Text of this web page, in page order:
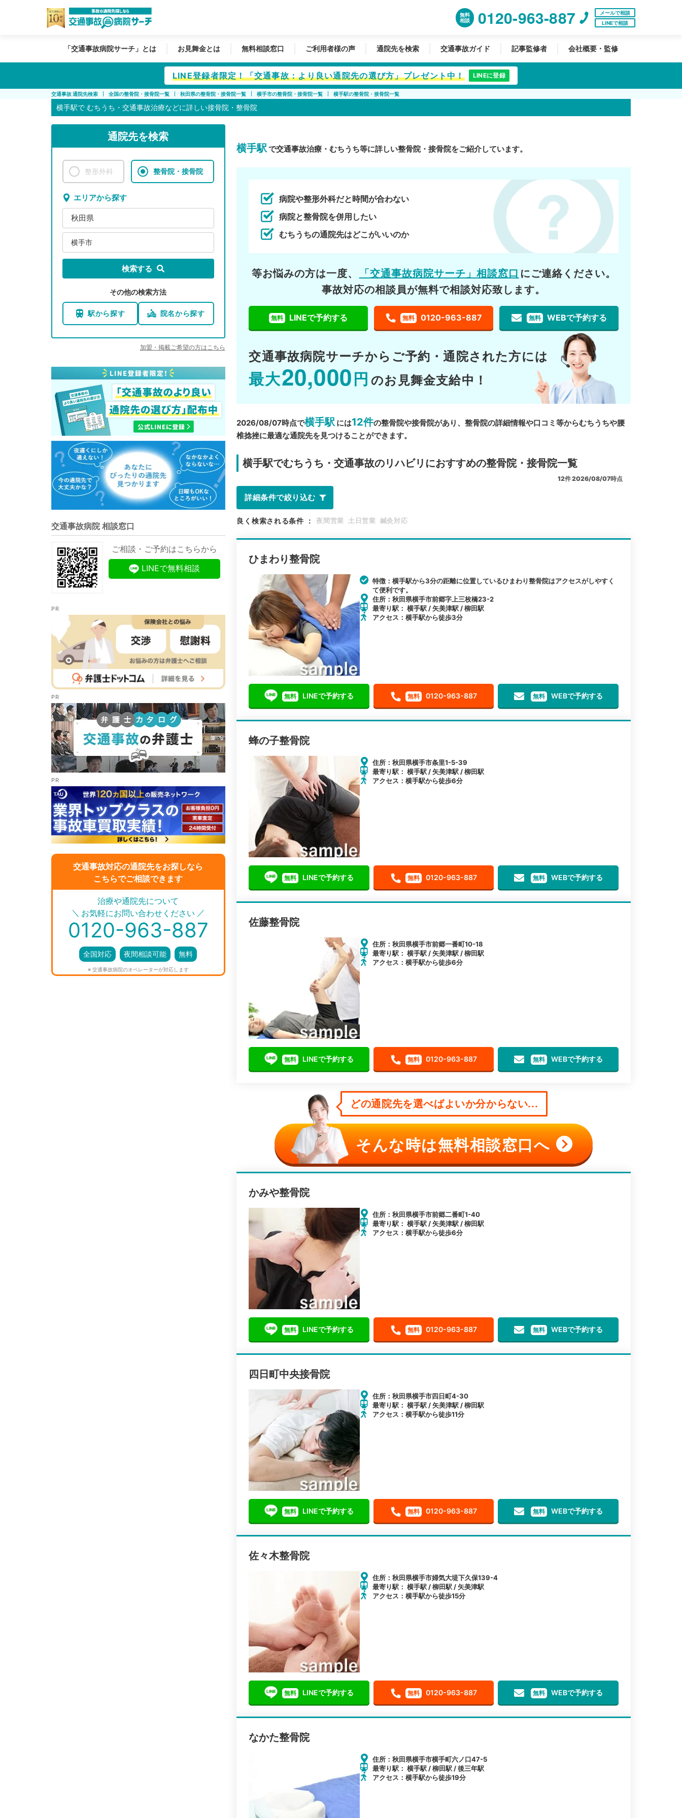
無料
相談
0120-963-887
メールで相談
LINEで相談
「交通事故病院サーチ」とは お見舞金とは 無料相談窓口 ご利用者様の声 通院先を検索 交通事故ガイド 記事監修者 会社概要・監修
LINE登録者限定！「交通事故：より良い通院先の選び方」プレゼント中！ LINEに登録
交通事故 通院先検索 全国の整骨院・接骨院一覧 秋田県の整骨院・接骨院一覧 横手市の整骨院・接骨院一覧 横手駅の整骨院・接骨院一覧
横手駅で むちうち・交通事故治療などに詳しい接骨院・整骨院
通院先を検索
整形外科 整骨院・接骨院
エリアから探す
秋田県
横手市
検索する
その他の検索方法
駅から探す 院名から探す
加盟・掲載ご希望の方はこちら
交通事故病院 相談窓口
ご相談・ご予約はこちらから
LINEで無料相談
交通事故対応の通院先をお探しなら
こちらでご相談できます
＼ ／
治療や通院先について
お気軽にお問い合わせください
0120-963-887
全国対応 夜間相談可能 無料
※ 交通事故病院のオペレーターが対応します
横手駅で交通事故治療・むちうち等に詳しい整骨院・接骨院をご紹介しています。
病院や整形外科だと時間が合わない
病院と整骨院を併用したい
むちうちの通院先はどこがいいのか
等お悩みの方は一度、 「交通事故病院サーチ」相談窓口 にご連絡ください。
事故対応の相談員が無料で相談対応致します。
無料 LINEで予約する 無料 0120-963-887 無料 WEBで予約する
交通事故病院サーチから ご予約・通院された方には
最大20,000 円 のお見舞金支給中！
2026/08/07時点で横手駅 には12件の整骨院や接骨院があり、整骨院の詳細情報や口コミ等からむちうちや腰
椎捻挫に最適な通院先を見つけることができます。
横手駅でむちうち・交通事故のリハビリにおすすめの整骨院・接骨院一覧
12件2026/08/07時点
詳細条件で絞り込む
良く検索される条件 ： 夜間営業 土日営業 鍼灸対応
ひまわり整骨院
特徴：横手駅から3分の距離に位置しているひまわり整骨院はアクセスがしやすく
て便利です。
住所：秋田県横手市前郷字上三枚橋23-2
最寄り駅： 横手駅 / 矢美津駅 / 柳田駅
アクセス：横手駅から徒歩3分
無料 LINEで予約する 無料 0120-963-887 無料 WEBで予約する
蜂の子整骨院
住所：秋田県横手市条里1-5-39
最寄り駅： 横手駅 / 矢美津駅 / 柳田駅
アクセス：横手駅から徒歩6分
無料 LINEで予約する 無料 0120-963-887 無料 WEBで予約する
佐藤整骨院
住所：秋田県横手市前郷一番町10-18
最寄り駅： 横手駅 / 矢美津駅 / 柳田駅
アクセス：横手駅から徒歩6分
無料 LINEで予約する 無料 0120-963-887 無料 WEBで予約する
どの通院先を選べばよいか分からない...
そんな時は無料相談窓口へ
かみや整骨院
住所：秋田県横手市前郷二番町1-40
最寄り駅： 横手駅 / 矢美津駅 / 柳田駅
アクセス：横手駅から徒歩6分
無料 LINEで予約する 無料 0120-963-887 無料 WEBで予約する
四日町中央接骨院
住所：秋田県横手市四日町4-30
最寄り駅： 横手駅 / 矢美津駅 / 柳田駅
アクセス：横手駅から徒歩11分
無料 LINEで予約する 無料 0120-963-887 無料 WEBで予約する
佐々木整骨院
住所：秋田県横手市婦気大堤下久保139-4
最寄り駅： 横手駅 / 柳田駅 / 矢美津駅
アクセス：横手駅から徒歩15分
無料 LINEで予約する 無料 0120-963-887 無料 WEBで予約する
なかた整骨院
住所：秋田県横手市横手町六ノ口47-5
最寄り駅： 横手駅 / 柳田駅 / 後三年駅
アクセス：横手駅から徒歩19分